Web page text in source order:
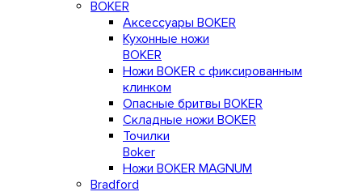
BOKER
Аксессуары BOKER
Кухонные ножи
BOKER
Ножи BOKER с фиксированным
клинком
Опасные бритвы BOKER
Складные ножи BOKER
Точилки
Boker
Ножи BOKER MAGNUM
Bradford